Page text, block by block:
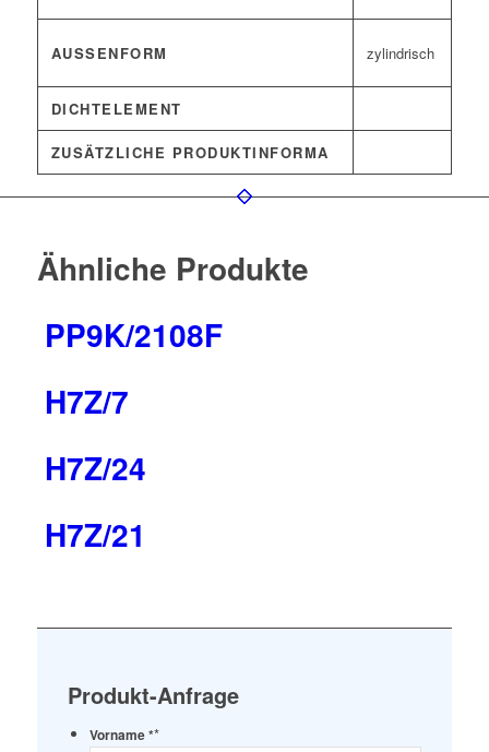
AUSSENFORM zylindrisch
DICHTELEMENT
ZUSÄTZLICHE PRODUKTINFORMA
Ähnliche Produkte
PP9K/2108F
H7Z/7
H7Z/24
H7Z/21
Produkt-Anfrage
Vorname **